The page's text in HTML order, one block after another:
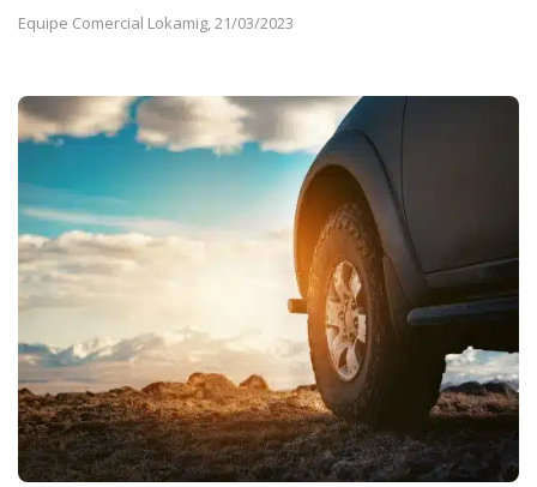
Equipe Comercial Lokamig,21/03/2023